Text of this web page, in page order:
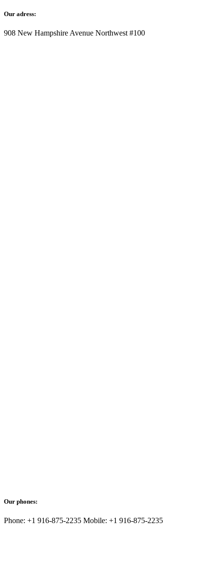
Our adress:
908 New Hampshire Avenue Northwest #100
Our phones:
Phone: +1 916-875-2235 Mobile: +1 916-875-2235